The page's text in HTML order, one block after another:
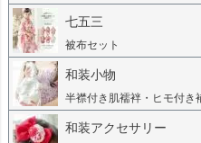
七五三
被布セット
和装小物
半襟付き肌襦袢・ヒモ付き
和装アクセサリー